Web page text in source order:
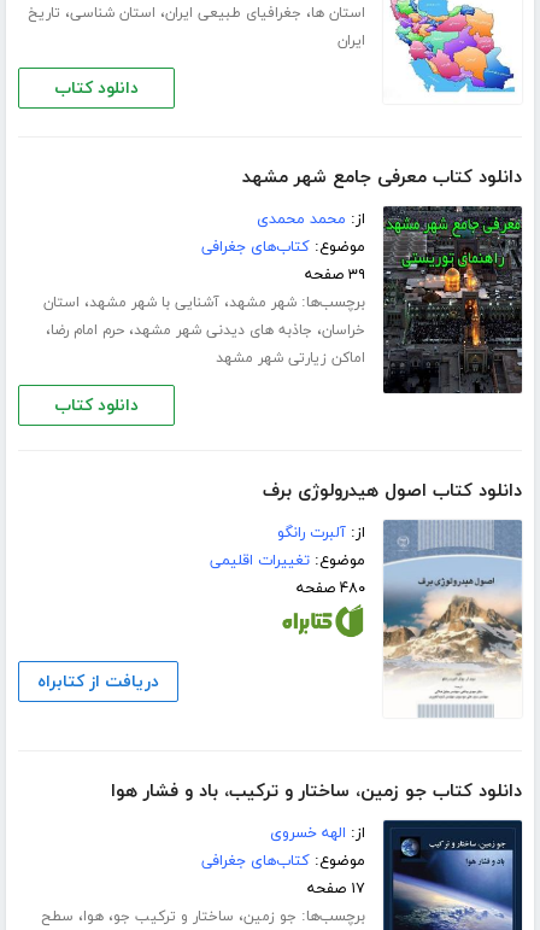
استان ها، جغرافیای طبیعی ایران، استان شناسی، تاریخ
ایران
دانلود کتاب
دانلود کتاب معرفی جامع شهر مشهد
از: محمد محمدی
موضوع:کتاب‌های جغرافی
۳۹ صفحه
برچسب‌ها:شهر مشهد،آشنایی با شهر مشهد، استان
خراسان، جاذبه های دیدنی شهر مشهد،حرم امام رضا،
اماکن زیارتی شهر مشهد
دانلود کتاب
دانلود کتاب اصول هیدرولوژی برف
از:آلبرت رانگو
موضوع:تغییرات اقلیمی
۴۸۰ صفحه
دریافت از کتابراه
دانلود کتاب جو زمین، ساختار و ترکیب، باد و فشار هوا
از: الهه خسروی
موضوع:کتاب‌های جغرافی
۱۷ صفحه
برچسب‌ها: جو زمین، ساختار و ترکیب جو،هوا، سطح